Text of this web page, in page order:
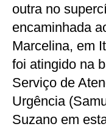
outra no
encaminhada
Marcelina, em
foi atingido na
Serviço de
Urgência
Suzano em